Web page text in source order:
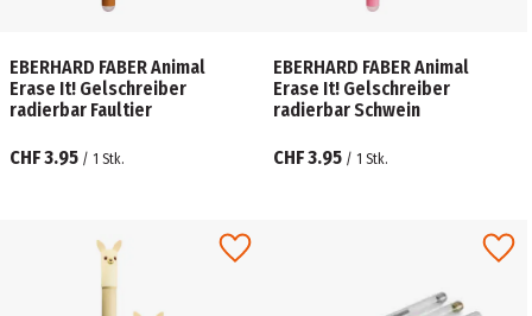
EBERHARD FABER Animal
Erase It! Gelschreiber
radierbar Faultier
CHF 3.95 / 1 Stk.
EBERHARD FABER Animal
Erase It! Gelschreiber
radierbar Schwein
CHF 3.95 / 1 Stk.